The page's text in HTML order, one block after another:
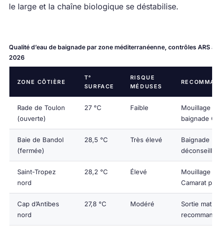
le large et la chaîne biologique se déstabilise.
Qualité d’eau de baignade par zone méditerranéenne, contrôles ARS au
2026
ZONE CÔTIÈRE
T°
SURFACE
RISQUE
MÉDUSES
Rade de Toulon
(ouverte)
27 °C Faible
Mouillage et
baignade OK
Baie de Bandol
(fermée)
28,5 °C Très élevé
Baignade
déconseillée
Saint-Tropez
nord
28,2 °C Élevé
Mouillage
Camarat
Cap d’Antibes
nord
27,8 °C Modéré
Sortie